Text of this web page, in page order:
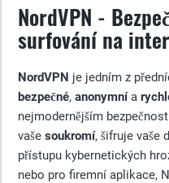
NordVPN -
surfování na
NordVPN je jedním z
bezpečné, anonymnía
nejmodernějším
vaše soukromí, šifruje vaše
přístupu kybernetických
nebo pro firemní aplikace,